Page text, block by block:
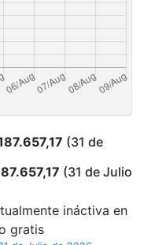
(31 de
(31 de Julio
ináctiva en
gratis